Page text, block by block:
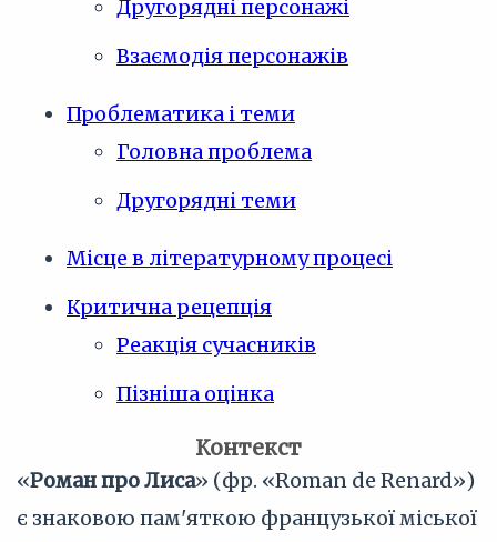
Другорядні персонажі
Взаємодія персонажів
Проблематика і теми
Головна проблема
Другорядні теми
Місце в літературному процесі
Критична рецепція
Реакція сучасників
Пізніша оцінка
Контекст
«Роман про Лиса» (фр. «Roman de Renard»)
є знаковою пам'яткою французької міської